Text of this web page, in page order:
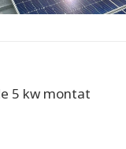
5 kw montat